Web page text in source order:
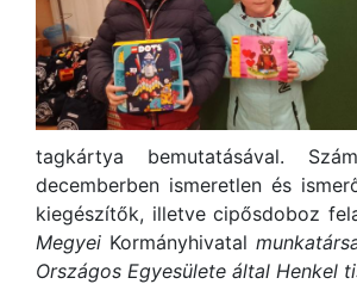
tagkártya bemutatásával.
decemberben ismeretlen és
kiegészítők, illetve cipősdoboz
Megyei Kormányhivatal
Országos Egyesülete által Henkel